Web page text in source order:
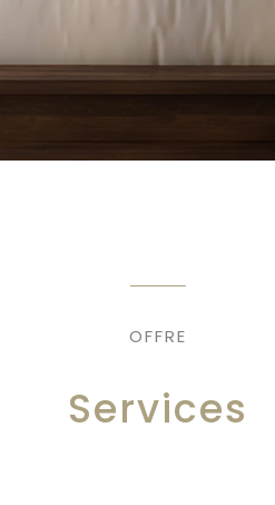
OFFRE
Services